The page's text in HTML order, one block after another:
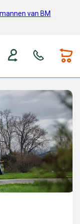
van BM